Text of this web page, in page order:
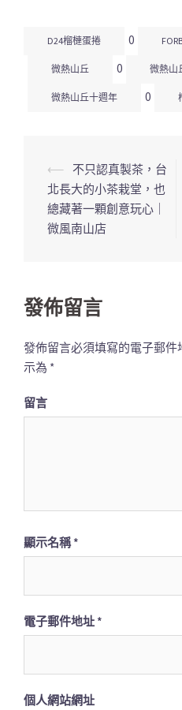
D24榴槤蛋捲 0
微熱山丘 0 微熱山
微熱山丘十週年 0
文
章
導
⟵
不只認真製茶，台
北長大的小茶栽堂，也
總藏著一顆創意玩心｜
微風南山店
發佈留言
發佈留言必須填寫的電子郵件
示為 *
留言
顯示名稱*
電子郵件地址 *
個人網站網址